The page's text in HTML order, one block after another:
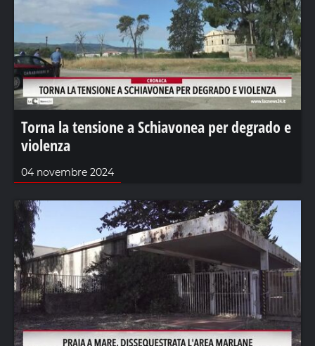
Torna la tensione a Schiavonea per degrado e
violenza
04 novembre 2024